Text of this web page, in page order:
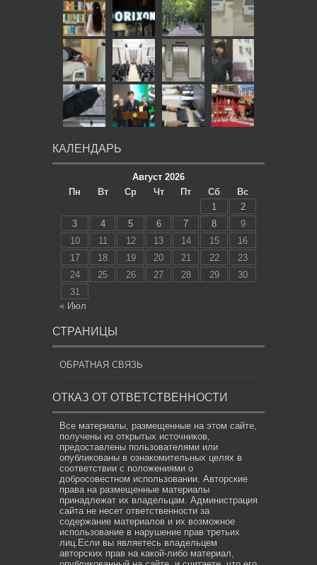
КАЛЕНДАРЬ
Август 2026
Пн
Вт Ср Чт Пт Сб
Вс
1
2
3
4 5 6 7 8
9
10
11 12 13 14 15
16
17
18 19 20 21 22
23
24
25 26 27 28 29
30
31
« Июл
СТРАНИЦЫ
ОБРАТНАЯ СВЯЗЬ
ОТКАЗ ОТ ОТВЕТСТВЕННОСТИ
Все материалы, размещенные на этом сайте,
получены из открытых источников,
предоставлены пользователями или
опубликованы в ознакомительных целях в
соответствии с положениями о
добросовестном использовании. Авторские
права на размещенные материалы
принадлежат их владельцам. Администрация
сайта не несет ответственности за
содержание материалов и их возможное
использование в нарушение прав третьих
лиц.Если вы являетесь владельцем
авторских прав на какой-либо материал,